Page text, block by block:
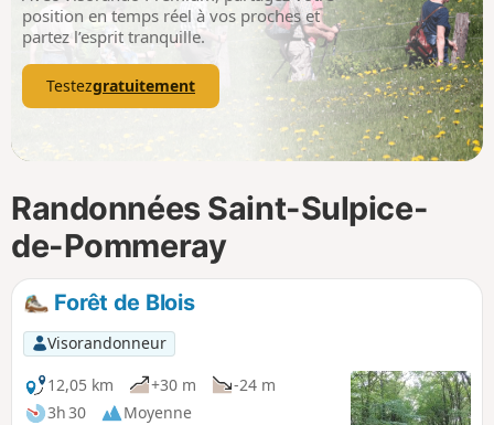
p
position en temps réel à vos proches et
partez l’esprit tranquille.
Testezgratuitement
Randonnées Saint-Sulpice-
de-Pommeray
Forêt de Blois
Visorandonneur
12,05 km
+30 m
-24 m
3h 30
Moyenne